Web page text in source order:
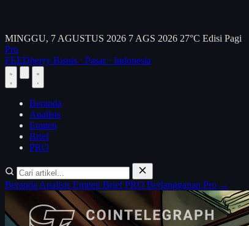
MINGGU, 7 AGUSTUS 2026 7 AGS 2026 27°C Edisi Pagi
Pro
FEEDberry Bisnis · Pasar · Indonesia
Beranda
Analisis
Emiten
Brief
PRO
Beranda Analisis Emiten BriefPRO Berlangganan Pro →